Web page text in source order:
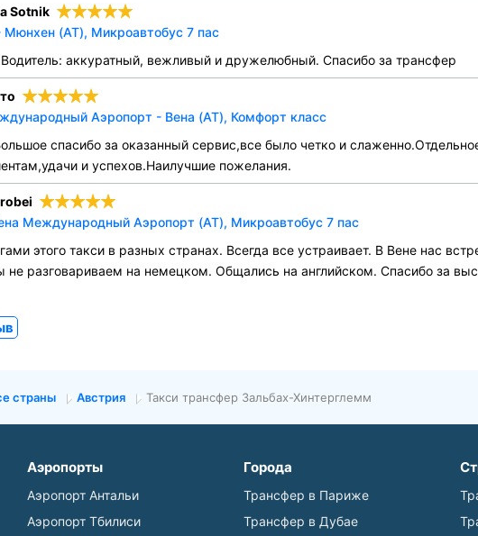
Sotnik
Мюнхен (AT), Микроавтобус 7 пас
аккуратный, вежливый и дружелюбный. Спасибо за трансфер
Аэропорт - Вена (AT), Комфорт класс
спасибо за оказанный сервис,все было четко и
и успехов.Наилучшие пожелания.
Международный Аэропорт (AT), Микроавтобус 7 пас
этого такси в разных странах. Всегда все устраивает. В Вене нас
разговариваем на немецком. Общались на английском. Спасибо за
страны Австрия Такси трансфер Зальбах-Хинтерглемм
Аэропорты
Аэропорт Антальи
Аэропорт Тбилиси
Города
Трансфер в Париже
Трансфер в Дубае